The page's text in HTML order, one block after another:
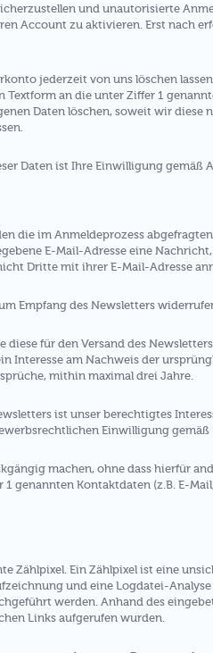
und unautorisierte
Account zu aktivieren. Erst nach
jederzeit von uns löschen
an die unter Ziffer 1
Daten löschen, soweit wir
Daten ist Ihre Einwilligung gemäß
die im Anmeldeprozess
E-Mail-Adresse eine
Dritte mit ihrer E-Mail-Adresse
Empfang des Newsletters
diese für den Versand des
Interesse am Nachweis der
mithin maximal drei Jahre.
ist unser berechtigtes
Einwilligung gemäß §
machen, ohne dass hierfür
genannten Kontaktdaten (z.B. E-
Zählpixel. Ein Zählpixel ist eine
und eine Logdatei-
werden. Anhand des
Links aufgerufen wurden.